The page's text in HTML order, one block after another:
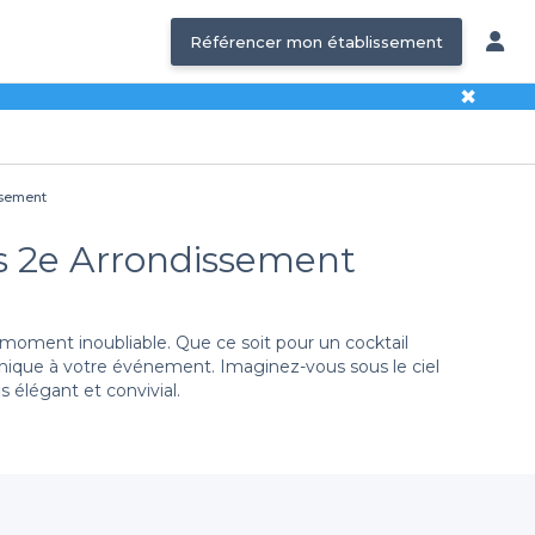
Référencer mon établissement
✖
2e Arrondissement
inoubliable. Que ce soit pour un cocktail
à votre événement. Imaginez-vous sous le ciel
élégant et convivial.
de rooftops adaptés à tous types d’événements.
rooftop de notre répertoire est soigneusement